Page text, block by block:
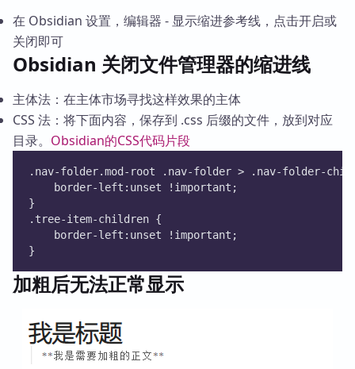
在 Obsidian 设置，编辑器 - 显示缩进参考线，点击开启或
关闭即可
Obsidian 关闭文件管理器的缩进线
主体法：在主体市场寻找这样效果的主体
CSS 法：将下面内容，保存到 .css 后缀的文件，放到对应
目录。 Obsidian的CSS代码片段
.nav-folder.mod-root .nav-folder > .nav-folder-
	border-left:unset !important;
}
.tree-item-children {
	border-left:unset !important;
}
加粗后无法正常显示